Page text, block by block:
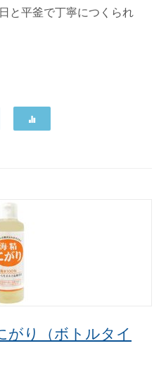
と平釜で丁寧につくられ
がり（ボトルタイ